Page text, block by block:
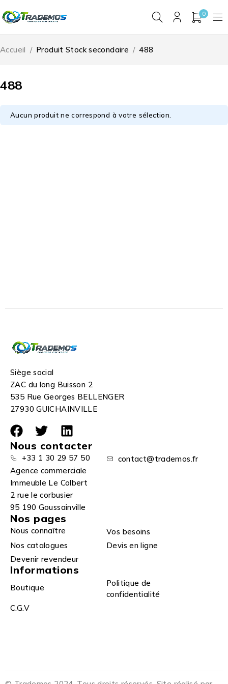
0
488
Accueil / Produit Stock secondaire / 488
Aucun produit ne correspond à votre sélection.
Siège social
ZAC du long Buisson 2
535 Rue Georges BELLENGER
27930 GUICHAINVILLE
Nous contacter
+33 1 30 29 57 50
contact@trademos.fr
Agence commerciale
Immeuble Le Colbert
2 rue le corbusier
95 190 Goussainville
Nos pages
Nous connaître
Vos besoins
Nos catalogues
Devis en ligne
Devenir revendeur
Informations
Boutique
Politique de
confidentialité
C.G.V